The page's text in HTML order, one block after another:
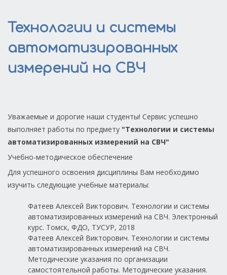
Технологии и системы
автоматизированных
измерений на СВЧ
Уважаемые и дорогие наши студенты! Сервис успешно
выполняет работы по предмету "Технологии и системы
автоматизированных измерений на СВЧ"
Учебно-методическое обеспечение
Для успешного освоения дисциплины Вам необходимо
изучить следующие учебные материалы:
Фатеев Алексей Викторович. Технологии и системы
автоматизированных измерений на СВЧ. Электронный
курс. Томск, ФДО, ТУСУР, 2018
Фатеев Алексей Викторович. Технологии и системы
автоматизированных измерений на СВЧ.
Методические указания по организации
самостоятельной работы. Методические указания.